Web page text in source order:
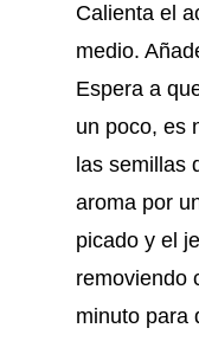
Calienta el
medio.
Espera a
un poco, es
las semillas
aroma por
picado y el
removiendo
minuto para